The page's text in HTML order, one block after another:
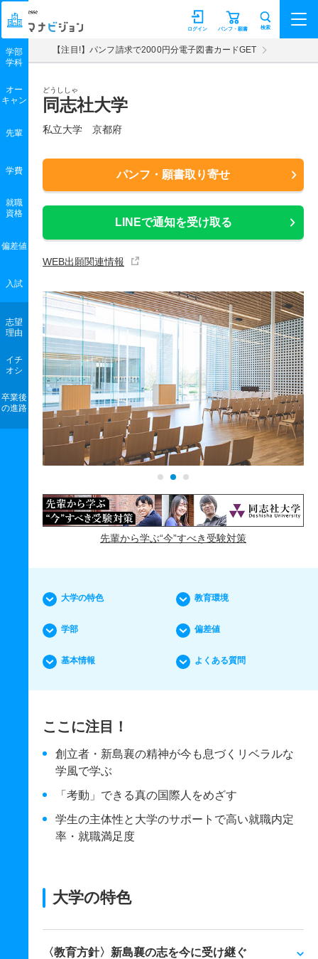
マナビジョン パンフ・願書
ログイン 検索
【注目!】パンフ請求で2000円分電子図書カードGET
どうししゃ
同志社大学
私立大学 京都府
パンフ・願書取り寄せ
LINEで通知を受け取る
WEB出願関連情報
先輩から学ぶ“今”すべき受験対策
学部
学科
オー
キャン
先輩
学費
就職
資格
偏差値
入試
志望
理由
イチ
オシ
卒業後
の進路
大学の特色 教育環境
学部 偏差値
基本情報 よくある質問
ここに注目！
創立者・新島襄の精神が今も息づくリベラルな
学風で学ぶ
「考動」できる真の国際人をめざす
学生の主体性と大学のサポートで高い就職内定
率・就職満足度
大学の特色
〈教育方針〉新島襄の志を今に受け継ぐ